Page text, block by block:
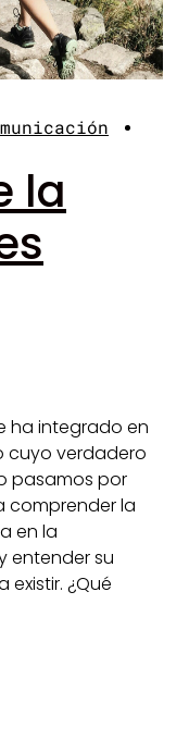
la
ha integrado en
cuyo verdadero
pasamos por
comprender la
en la
entender su
¿Qué